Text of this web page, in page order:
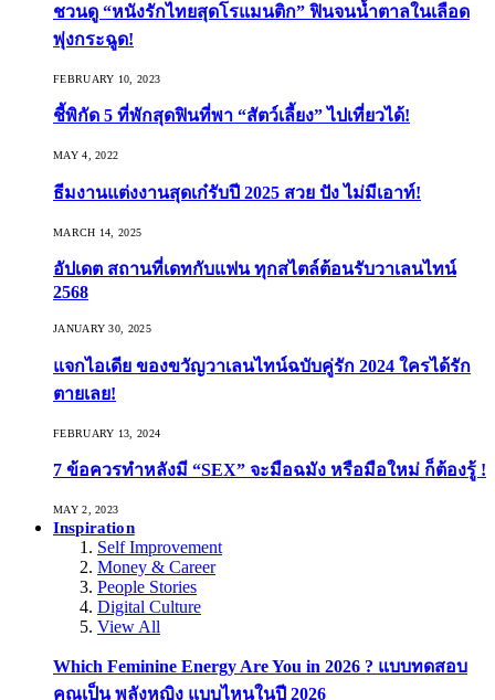
ชวนดู “หนังรักไทยสุดโรแมนติก” ฟินจนน้ำตาลในเลือด
พุ่งกระฉูด!
FEBRUARY 10, 2023
ชี้พิกัด 5 ที่พักสุดฟินที่พา “สัตว์เลี้ยง” ไปเที่ยวได้!
MAY 4, 2022
ธีมงานแต่งงานสุดเก๋รับปี 2025 สวย ปัง ไม่มีเอาท์!
MARCH 14, 2025
อัปเดต สถานที่เดทกับแฟน ทุกสไตล์ต้อนรับวาเลนไทน์
2568
JANUARY 30, 2025
แจกไอเดีย ของขวัญวาเลนไทน์ฉบับคู่รัก 2024 ใครได้รัก
ตายเลย!
FEBRUARY 13, 2024
7 ข้อควรทำหลังมี “SEX” จะมือฉมัง หรือมือใหม่ ก็ต้องรู้ !
MAY 2, 2023
Inspiration
Self Improvement
Money & Career
People Stories
Digital Culture
View All
Which Feminine Energy Are You in 2026 ? แบบทดสอบ
คุณเป็น พลังหญิง แบบไหนในปี 2026